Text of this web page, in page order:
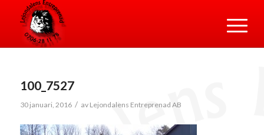
100_7527
30 januari, 2016 / av Lejondalens Entreprenad AB